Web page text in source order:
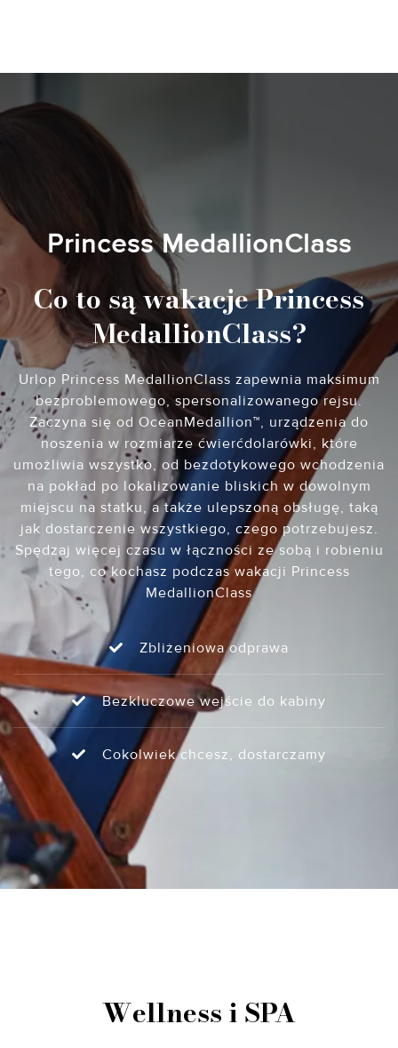
Princess MedallionClass
Co to są wakacje Princess
MedallionClass?
Urlop Princess MedallionClass zapewnia maksimum
bezproblemowego, spersonalizowanego rejsu.
Zaczyna się od OceanMedallion™, urządzenia do
noszenia w rozmiarze ćwierćdolarówki, które
umożliwia wszystko, od bezdotykowego wchodzenia
na pokład po lokalizowanie bliskich w dowolnym
miejscu na statku, a także ulepszoną obsługę, taką
jak dostarczenie wszystkiego, czego potrzebujesz.
Spędzaj więcej czasu w łączności ze sobą i robieniu
tego, co kochasz podczas wakacji Princess
MedallionClass
Zbliżeniowa odprawa
Bezkluczowe wejście do kabiny
Cokolwiek chcesz, dostarczamy
Wellness i SPA